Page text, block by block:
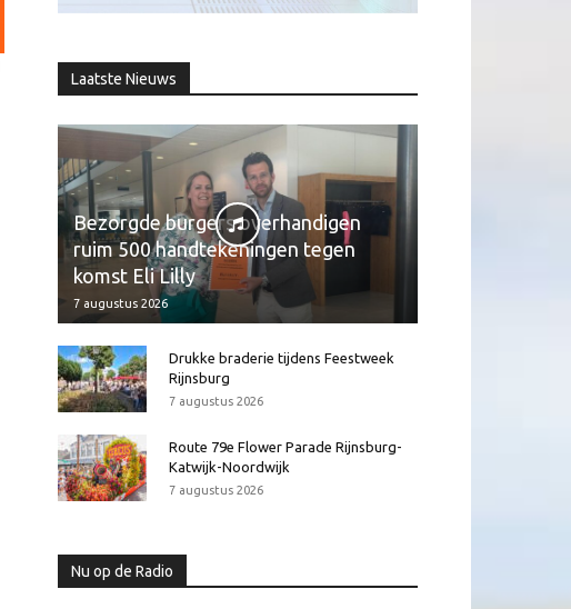
Laatste Nieuws
Bezorgde burgers overhandigen
ruim 500 handtekeningen tegen
komst Eli Lilly
7 augustus 2026
Drukke braderie tijdens Feestweek
Rijnsburg
7 augustus 2026
Route 79e Flower Parade Rijnsburg-
Katwijk-Noordwijk
7 augustus 2026
Nu op de Radio